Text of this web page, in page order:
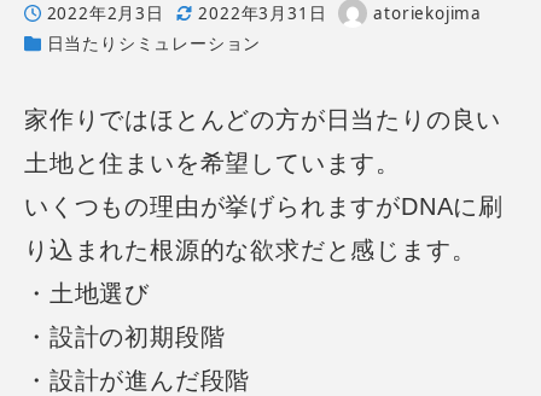
投稿日
2022年2月3日
更新日
2022年3月31日
著
atoriekojima
カテゴリー
日当たりシミュレーション
家作りではほとんどの方が日当たりの良い
土地と住まいを希望しています。
いくつもの理由が挙げられますがDNAに刷
り込まれた根源的な欲求だと感じます。
・土地選び
・設計の初期段階
・設計が進んだ段階